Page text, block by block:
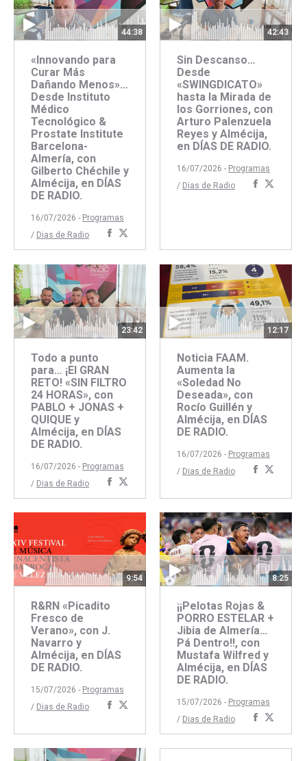
44:38
«Innovando para
Curar Más
Dañando Menos»…
Desde Instituto
Médico
Tecnológico &
Prostate Institute
Barcelona-
Almería, con
Gilberto Chéchile y
Almécija, en DÍAS
DE RADIO.
16/07/2026 - Programas
/ Dias de Radio
Compartir
con
Facebook
con
Twitter
42:43
Sin Descanso…
Desde
«SWINGDICATO»
hasta la Mirada de
los Gorriones, con
Arturo Palenzuela
Reyes y Almécija,
en DÍAS DE RADIO.
16/07/2026 - Programas
/ Dias de Radio
Compartir
23:42
Todo a punto
para… ¡El GRAN
RETO! «SIN FILTRO
24 HORAS», con
PABLO + JONAS +
QUIQUE y
Almécija, en DÍAS
DE RADIO.
16/07/2026 - Programas
/ Dias de Radio
Compartir
con
Facebook
con
Twitter
12:17
Noticia FAAM.
Aumenta la
«Soledad No
Deseada», con
Rocío Guillén y
Almécija, en DÍAS
DE RADIO.
16/07/2026 - Programas
/ Dias de Radio
Compartir
9:54
R&RN «Picadito
Fresco de
Verano», con J.
Navarro y
Almécija, en DÍAS
DE RADIO.
15/07/2026 - Programas
/ Dias de Radio
Compartir
Facebook
Twitter
8:25
¡¡Pelotas Rojas &
PORRO ESTELAR +
Jibia de Almería…
Pá Dentro!!, con
Mustafa Wilfred y
Almécija, en DÍAS
DE RADIO.
15/07/2026 - Programas
/ Dias de Radio
Compartir
concon